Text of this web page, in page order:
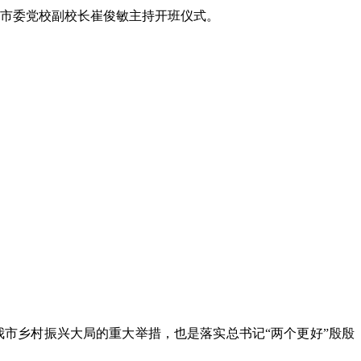
党校副校长崔俊敏主持开班仪式。
乡村振兴大局的重大举措，也是落实总书记“两个更好”殷殷